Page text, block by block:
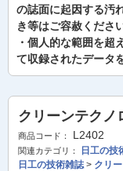
の誌面に起因する汚
き等はご容赦ください
・個人的な範囲を超
て収録されたデータ
クリーンテクノ
商品コード： L2402
関連カテゴリ：
日工の技
日工の技術雑誌> クリ